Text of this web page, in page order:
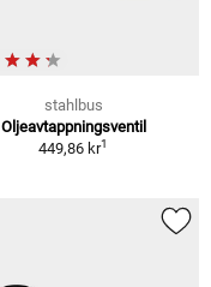
stahlbus
Oljeavtappningsventil
449,86 kr1